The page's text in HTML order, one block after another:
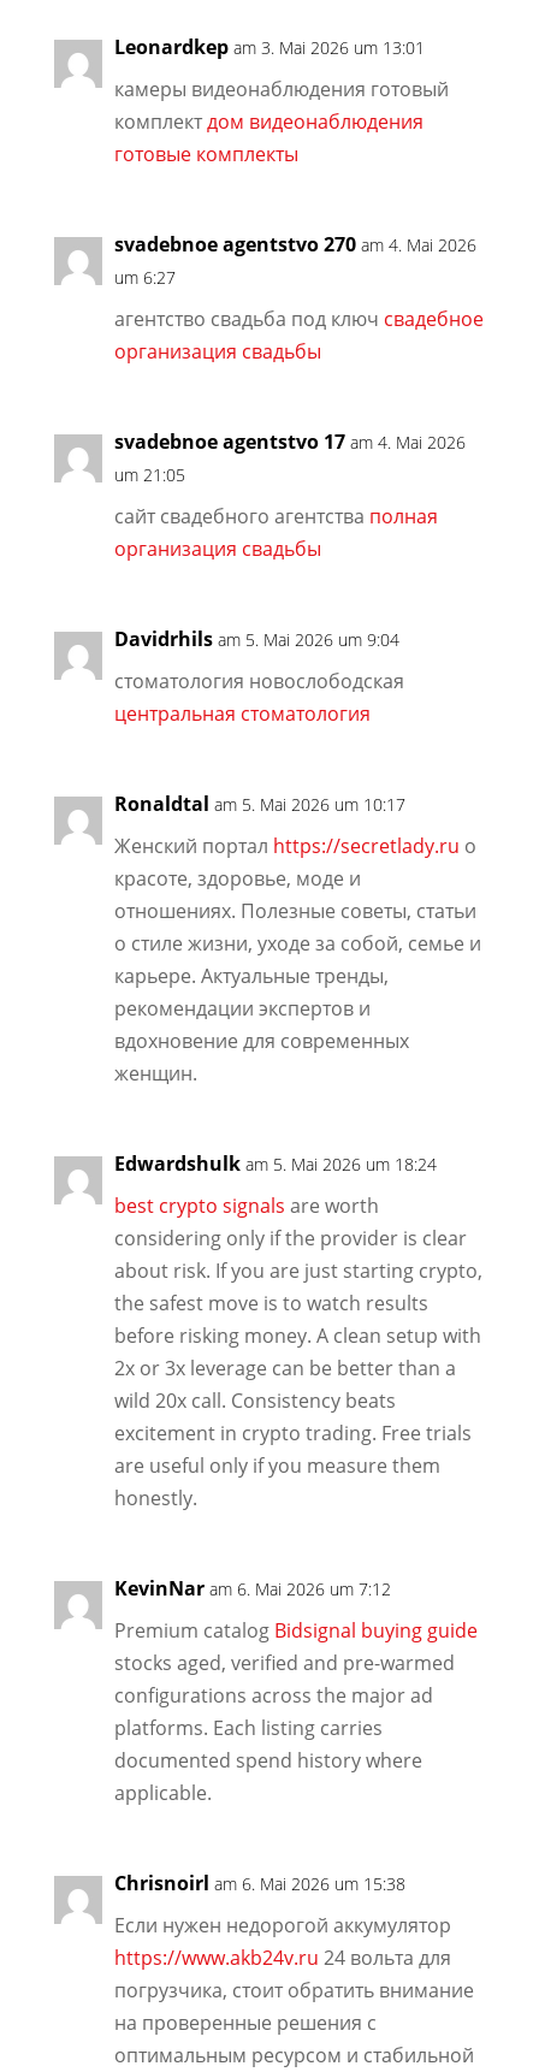
Leonardkep am 3. Mai 2026 um 13:01
камеры видеонаблюдения готовый
комплектдом видеонаблюдения
готовые комплекты
svadebnoe agentstvo 270 am 4. Mai 2026
um 6:27
агентство свадьба под ключ свадебное
организация свадьбы
svadebnoe agentstvo 17 am 4. Mai 2026
um 21:05
сайт свадебного агентства полная
организация свадьбы
Davidrhils am 5. Mai 2026 um 9:04
стоматология новослободская
центральная стоматология
Ronaldtal am 5. Mai 2026 um 10:17
Женский портал https://secretlady.ru о
красоте, здоровье, моде и
отношениях. Полезные советы, статьи
о стиле жизни, уходе за собой, семье и
карьере. Актуальные тренды,
рекомендации экспертов и
вдохновение для современных
женщин.
Edwardshulk am 5. Mai 2026 um 18:24
best crypto signals are worth
considering only if the provider is clear
about risk. If you are just starting crypto,
the safest move is to watch results
before risking money. A clean setup with
2x or 3x leverage can be better than a
wild 20x call. Consistency beats
excitement in crypto trading. Free trials
are useful only if you measure them
honestly.
KevinNar am 6. Mai 2026 um 7:12
Premium catalog Bidsignal buying guide
stocks aged, verified and pre-warmed
configurations across the major ad
platforms. Each listing carries
documented spend history where
applicable.
Chrisnoirl am 6. Mai 2026 um 15:38
Если нужен недорогой аккумулятор
https://www.akb24v.ru 24 вольта для
погрузчика, стоит обратить внимание
на проверенные решения с
оптимальным ресурсом и стабильной